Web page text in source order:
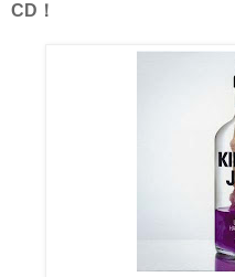
CD！